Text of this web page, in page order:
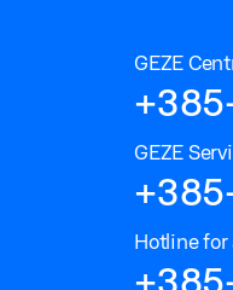
GEZE
GEZE
Hotline